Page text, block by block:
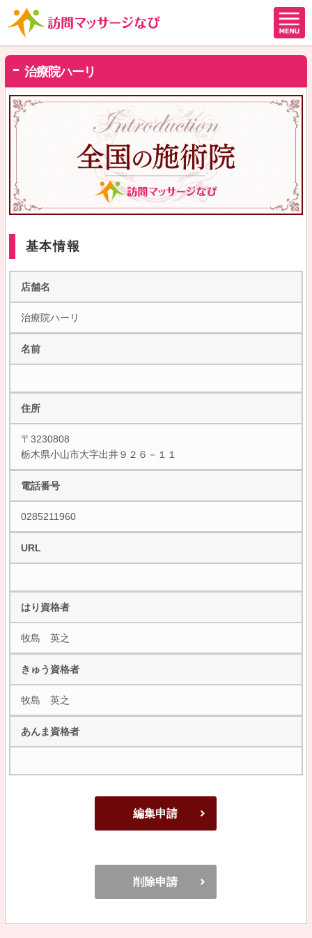
治療院ハーリ
基本情報
店舗名
治療院ハーリ
名前
住所
〒3230808
栃木県小山市大字出井９２６－１１
電話番号
0285211960
URL
はり資格者
牧島 英之
きゅう資格者
牧島 英之
あんま資格者
編集申請
削除申請